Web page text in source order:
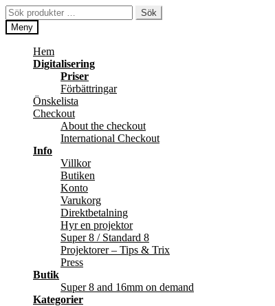
Hoppa
till
navigering
Hoppa
till
innehåll
Sök
efter:
Sök
Meny
Hem
Digitalisering
Priser
Förbättringar
Önskelista
Checkout
About the checkout
International Checkout
Info
Villkor
Butiken
Konto
Varukorg
Direktbetalning
Hyr en projektor
Super 8 / Standard 8
Projektorer – Tips & Trix
Press
Butik
Super 8 and 16mm on demand
Kategorier